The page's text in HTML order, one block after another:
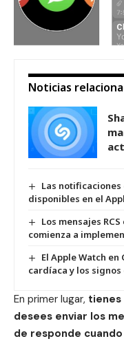
Noticias
Las
disponibles en el
Los mensajes
comienza a
El Apple Watch
cardíaca y los
En primer lugar, tienes
desees enviar los
de responde